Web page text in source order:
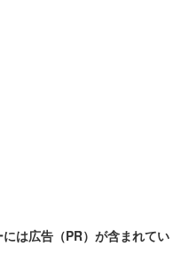
は広告（PR）が含まれてい